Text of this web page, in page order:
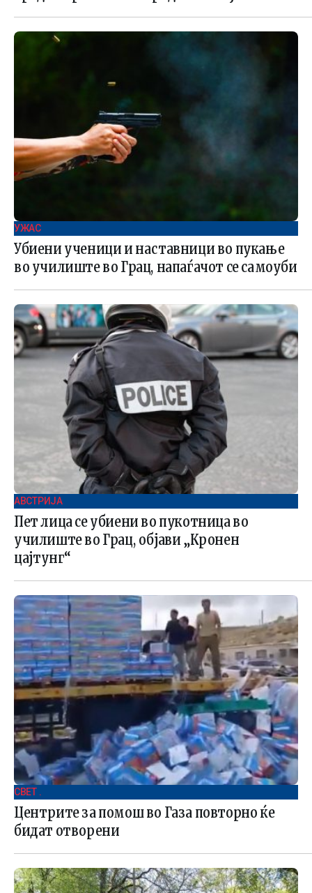
УЖАС
Убиени ученици и наставници во пукање
во училиште во Грац, напаѓачот се самоуби
АВСТРИЈА
Пет лица се убиени во пукотница во
училиште во Грац, објави „Кронен
цајтунг“
СВЕТ .
Центрите за помош во Газа повторно ќе
бидат отворени